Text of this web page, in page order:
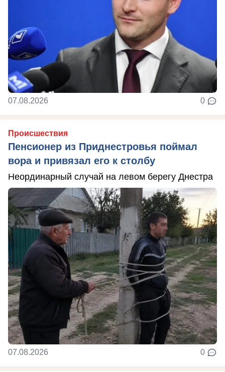
07.08.2026 0
Происшествия
Пенсионер из Приднестровья поймал
вора и привязал его к столбу
Неординарный случай на левом берегу Днестра
07.08.2026 0